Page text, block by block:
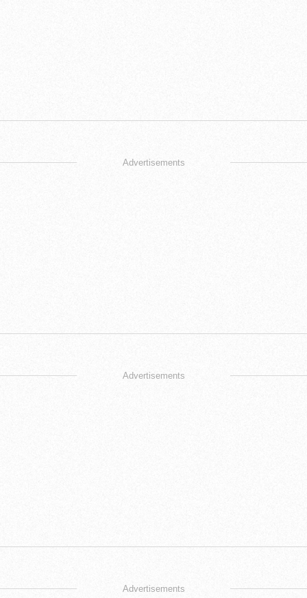
Advertisements
Advertisements
Advertisements